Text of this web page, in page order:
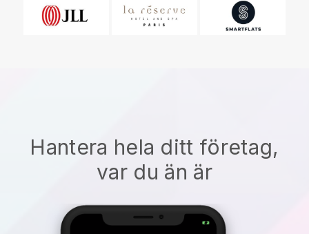
Hantera hela ditt företag,
var du än är